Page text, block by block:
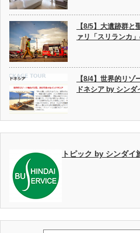
【8/5】大遺跡群
ァリ「スリランカ
【8/4】世界的リ
ドネシア by シンダ
トピック by シンダ